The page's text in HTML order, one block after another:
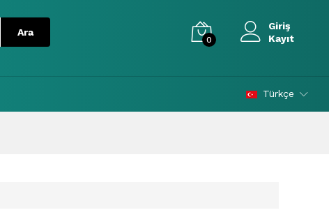
0
Giriş
Kayıt
Türkçe